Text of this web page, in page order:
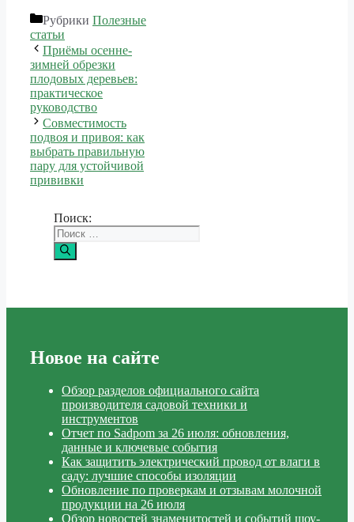
Рубрики Полезные
статьи
Приёмы осенне-
зимней обрезки
плодовых деревьев:
практическое
руководство
Совместимость
подвоя и привоя: как
выбрать правильную
пару для устойчивой
прививки
Поиск:
Новое на сайте
Обзор разделов официального сайта
производителя садовой техники и
инструментов
Отчет по Sadpom за 26 июля: обновления,
данные и ключевые события
Как защитить электрический провод от влаги в
саду: лучшие способы изоляции
Обновление по проверкам и отзывам молочной
продукции на 26 июля
Обзор новостей знаменитостей и событий шоу-